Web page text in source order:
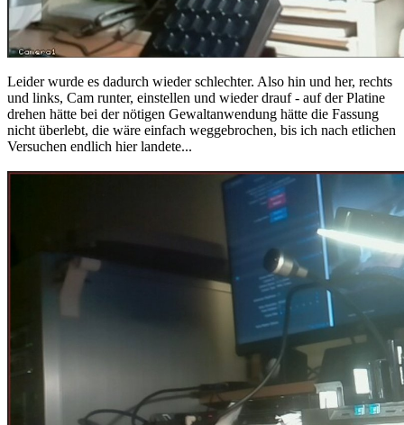
Leider wurde es dadurch wieder schlechter. Also hin und her, rechts
und links, Cam runter, einstellen und wieder drauf - auf der Platine
drehen hätte bei der nötigen Gewaltanwendung hätte die Fassung
nicht überlebt, die wäre einfach weggebrochen, bis ich nach etlichen
Versuchen endlich hier landete...